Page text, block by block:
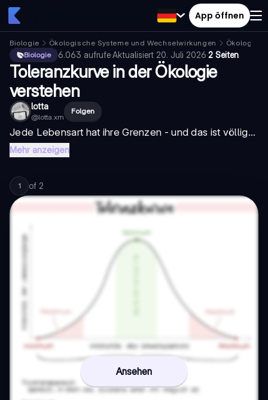
App öffnen
Biologie Ökologische Systeme und Wechselwirkungen
Ökologie
Biologie
6.063 aufrufe·Aktualisiert 20. Juli 2026·2 Seiten
Toleranzkurve in der Ökologie
verstehen
lotta
@lotta.xm
Folgen
Jede Lebensart hat ihre Grenzen - und das ist völlig...
Mehr anzeigen
1 of 2
Ansehen